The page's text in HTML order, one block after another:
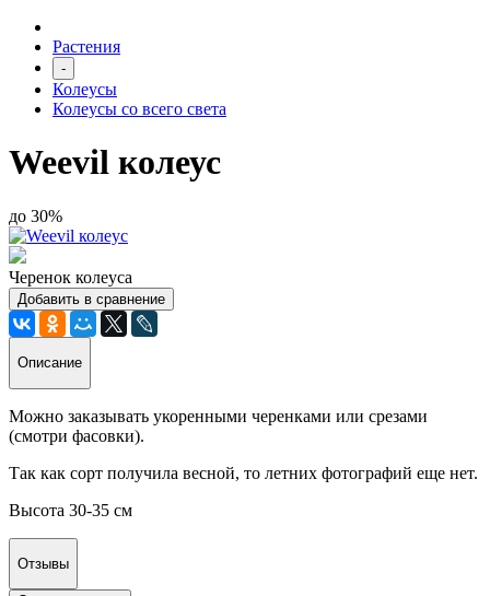
Растения
-
Колеусы
Колеусы со всего света
Weevil колеус
до 30%
Черенок колеуса
Добавить в сравнение
Описание
Можно заказывать укоренными черенками или срезами
(смотри фасовки).
Так как сорт получила весной, то летних фотографий еще нет.
Высота 30-35 см
Отзывы